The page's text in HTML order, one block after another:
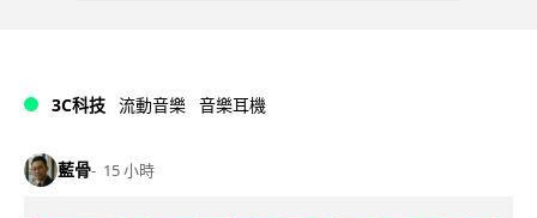
3C科技 流動音樂 音樂耳機
藍骨 15 小時